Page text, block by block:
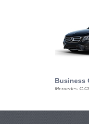
Business
Mercedes C-